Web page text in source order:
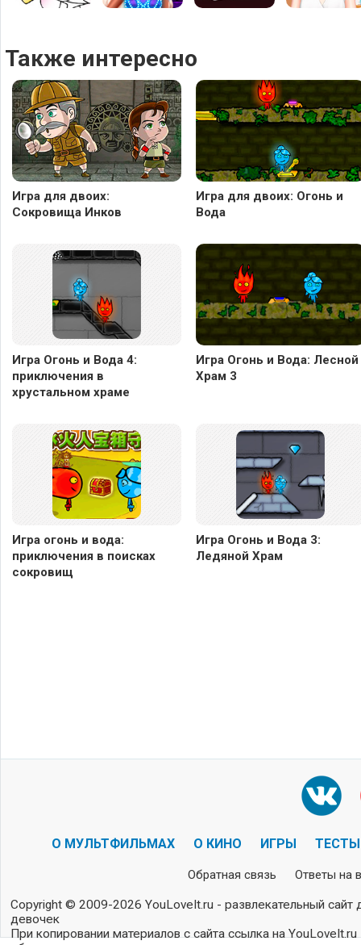
Также интересно
Игра для двоих:
Сокровища Инков
Игра для двоих: Огонь и
Вода
Игра Огонь и Вода 4:
приключения в
хрустальном храме
Игра Огонь и Вода: Лесной
Храм 3
Игра огонь и вода:
приключения в поисках
сокровищ
Игра Огонь и Вода 3:
Ледяной Храм
О МУЛЬТФИЛЬМАХ О КИНО ИГРЫ ТЕСТЫ
Обратная связь Ответы на
Copyright © 2009-2026 YouLoveIt.ru - развлекательный сайт
девочек
При копировании материалов с сайта ссылка на YouLoveIt.ru